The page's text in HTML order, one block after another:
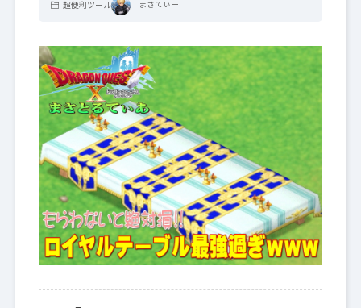
超便利ツール まさてぃー